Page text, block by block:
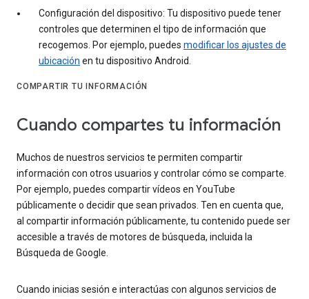
Configuración del dispositivo: Tu dispositivo puede tener
controles que determinen el tipo de información que
recogemos. Por ejemplo, puedes modificar los ajustes de
ubicación en tu dispositivo Android.
COMPARTIR TU INFORMACIÓN
Cuando compartes tu información
Muchos de nuestros servicios te permiten compartir
información con otros usuarios y controlar cómo se comparte.
Por ejemplo, puedes compartir vídeos en YouTube
públicamente o decidir que sean privados. Ten en cuenta que,
al compartir información públicamente, tu contenido puede ser
accesible a través de motores de búsqueda, incluida la
Búsqueda de Google.
Cuando inicias sesión e interactúas con algunos servicios de